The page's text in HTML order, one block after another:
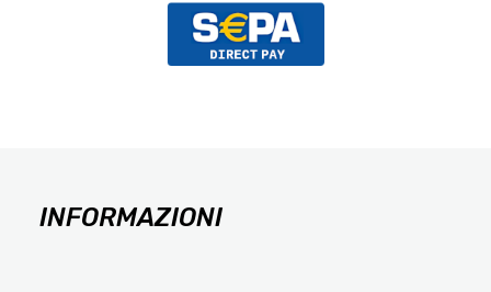
INFORMAZIONI